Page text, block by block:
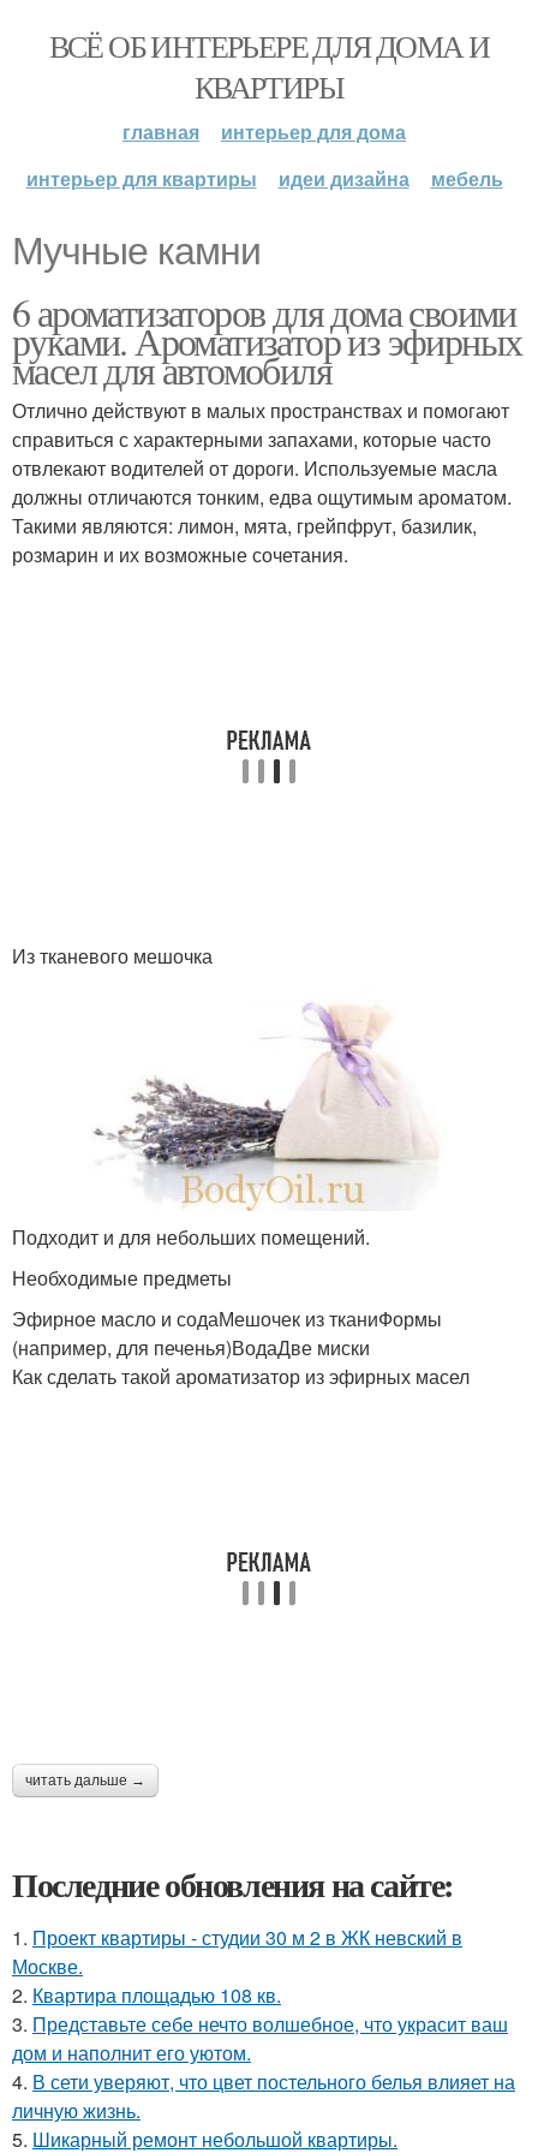
ВСЁ ОБ ИНТЕРЬЕРЕ ДЛЯ ДОМА И
КВАРТИРЫ
главная
интерьер для дома
интерьер для квартиры
идеи дизайна мебель
Мучные камни
6 ароматизаторов для дома своими
руками. Ароматизатор из эфирных
масел для автомобиля
Отлично действуют в малых пространствах и помогают
справиться с характерными запахами, которые часто
отвлекают водителей от дороги. Используемые масла
должны отличаются тонким, едва ощутимым ароматом.
Такими являются: лимон, мята, грейпфрут, базилик,
розмарин и их возможные сочетания.
Из тканевого мешочка
Подходит и для небольших помещений.
Необходимые предметы
Эфирное масло и содаМешочек из тканиФормы
(например, для печенья)ВодаДве миски
Как сделать такой ароматизатор из эфирных масел
читать дальше →
Последние обновления на сайте:
1. Проект квартиры - студии 30 м 2 в ЖК невский в
Москве.
2. Квартира площадью 108 кв.
3. Представьте себе нечто волшебное, что украсит ваш
дом и наполнит его уютом.
4. В сети уверяют, что цвет постельного белья влияет на
личную жизнь.
5. Шикарный ремонт небольшой квартиры.